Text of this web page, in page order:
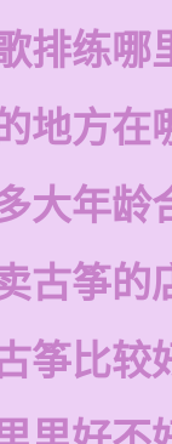
排练哪
地方在
大年龄
古筝的
筝比较